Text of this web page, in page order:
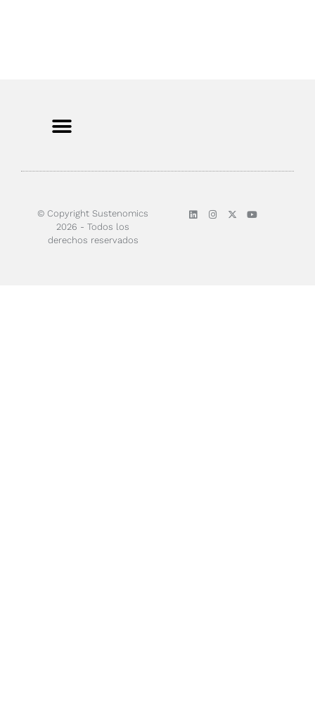
© Copyright Sustenomics
2026 - Todos los
derechos reservados